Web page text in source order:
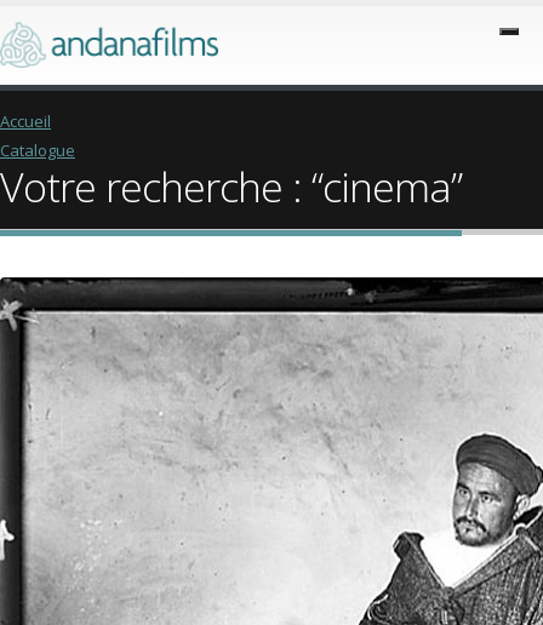
Accueil
Catalogue
Votre recherche : “cinema”